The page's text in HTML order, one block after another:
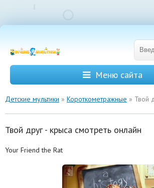
Меню сайта
Детские мультики » Короткометражные » Твой
Твой друг - крыса смотреть онлайн
Your Friend the Rat